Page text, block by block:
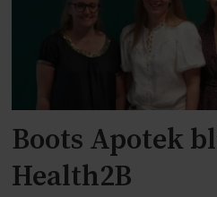
Boots Apotek
Health2B